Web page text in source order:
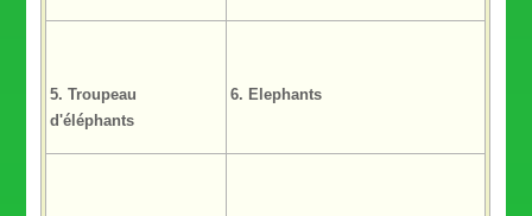
5. Troupeau
d'éléphants
6. Elephants